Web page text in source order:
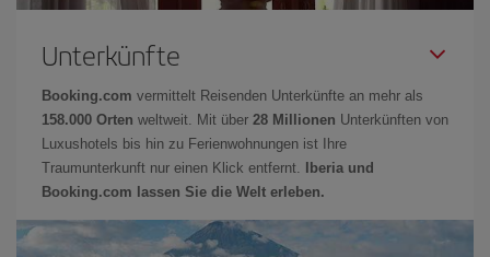
Unterkünfte
Booking.com vermittelt Reisenden Unterkünfte an mehr als
158.000 Orten weltweit. Mit über 28 Millionen Unterkünften von
Luxushotels bis hin zu Ferienwohnungen ist Ihre
Traumunterkunft nur einen Klick entfernt.
Iberia und
Booking.com lassen Sie die Welt erleben.